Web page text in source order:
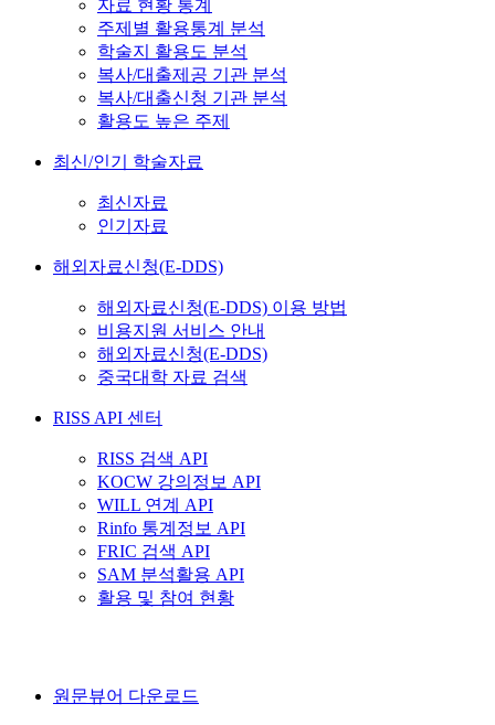
자료 현황 통계
주제별 활용통계 분석
학술지 활용도 분석
복사/대출제공 기관 분석
복사/대출신청 기관 분석
활용도 높은 주제
최신/인기 학술자료
최신자료
인기자료
해외자료신청(E-DDS)
해외자료신청(E-DDS) 이용 방법
비용지원 서비스 안내
해외자료신청(E-DDS)
중국대학 자료 검색
RISS API 센터
RISS 검색 API
KOCW 강의정보 API
WILL 연계 API
Rinfo 통계정보 API
FRIC 검색 API
SAM 분석활용 API
활용 및 참여 현황
원문뷰어 다운로드